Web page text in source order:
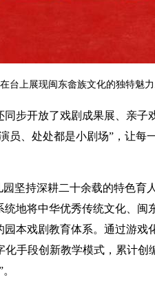
台上展现闽东畲族文化的独特魅
步开放了戏剧成果展、亲
员、处处都是小剧场”，让每
坚持深耕二十余载的特色育
地将中华优秀传统文化、闽
本戏剧教育体系。通过游戏
手段创新教学模式，累计